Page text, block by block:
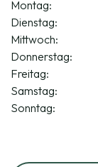
Montag:
Dienstag:
Mittwoch:
Donnerstag:
Freitag:
Samstag:
Sonntag: